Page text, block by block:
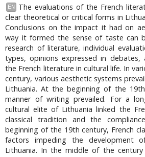
EN
The evaluations of the French
clear theoretical or critical forms in
Conclusions on the impact it had on
way it formed the sense of taste can
research of literature, individual
types, opinions expressed in
the French literature in cultural life. In
century, various aesthetic systems
Lithuania. At the beginning of the
manner of writing prevailed. For a
cultural elite of Lithuania linked the
classical tradition and the
beginning of the 19th century, French
factors impeding the development
Lithuania. In the middle of the